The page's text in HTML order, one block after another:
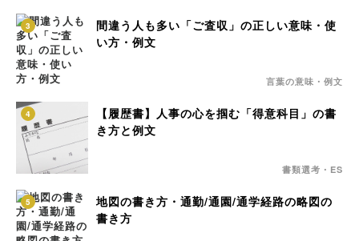
3
間違う人も多い「ご査収」の正しい意味・使
い方・例文
言葉の意味・例文
4
【履歴書】人事の心を掴む「得意科目」の書
き方と例文
書類選考・ES
5
地図の書き方・通勤/通園/通学経路の略図の
書き方